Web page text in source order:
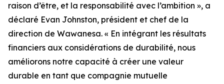
raison d’être, et la responsabilité avec l’ambition », a
déclaré Evan Johnston, président et chef de la
direction de Wawanesa. « En intégrant les résultats
financiers aux considérations de durabilité, nous
améliorons notre capacité à créer une valeur
durable en tant que compagnie mutuelle